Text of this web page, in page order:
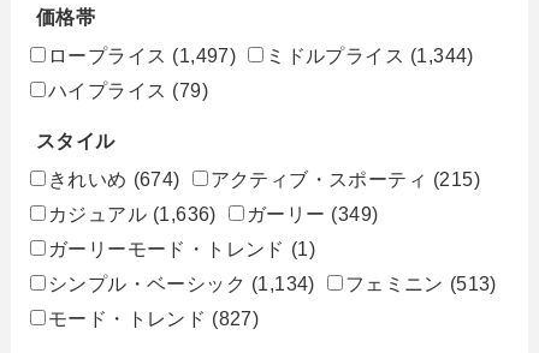
価格帯
ロープライス (1,497) ミドルプライス (1,344)
ハイプライス (79)
スタイル
きれいめ (674) アクティブ・スポーティ (215)
カジュアル (1,636) ガーリー (349)
ガーリーモード・トレンド (1)
シンプル・ベーシック (1,134) フェミニン (513)
モード・トレンド (827)